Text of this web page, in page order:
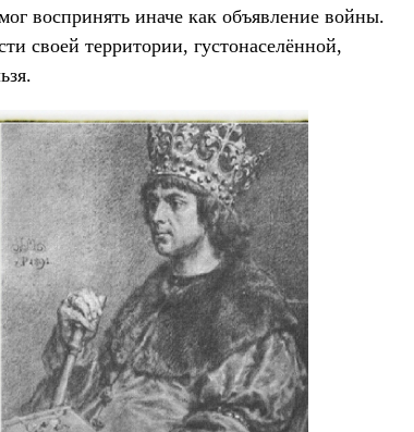
воспринять иначе как объявление войны.
своей территории, густонаселённой,